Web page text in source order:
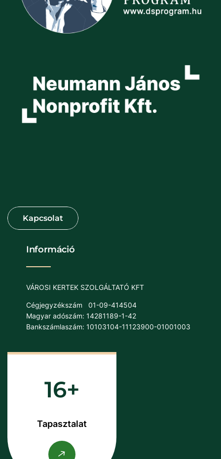
Információ
VÁROSI KERTEK SZOLGÁLTATÓ KFT
Cégjegyzékszám
01-09-414504
Magyar adószám: 14281189-1-42
Bankszámlaszám: 10103104-11123900-01001003
16
Tapasztalat